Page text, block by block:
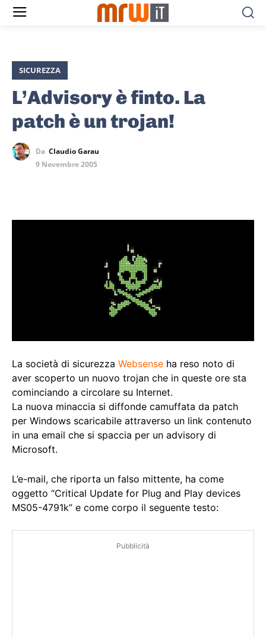
SICUREZZA
L’Advisory è finto. La
patch è un trojan!
Da Claudio Garau
9 Novembre 2005
La società di sicurezza Websense ha reso noto di
aver scoperto un nuovo trojan che in queste ore sta
cominciando a circolare su Internet.
La nuova minaccia si diffonde camuffata da patch
per Windows scaricabile attraverso un link contenuto
in una email che si spaccia per un advisory di
Microsoft.
L’e-mail, che riporta un falso mittente, ha come
oggetto “Critical Update for Plug and Play devices
MS05-4791k” e come corpo il seguente testo:
Pubblicità